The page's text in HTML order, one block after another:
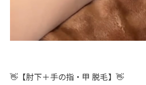
👋【肘下＋手の指・甲 脱毛】👋